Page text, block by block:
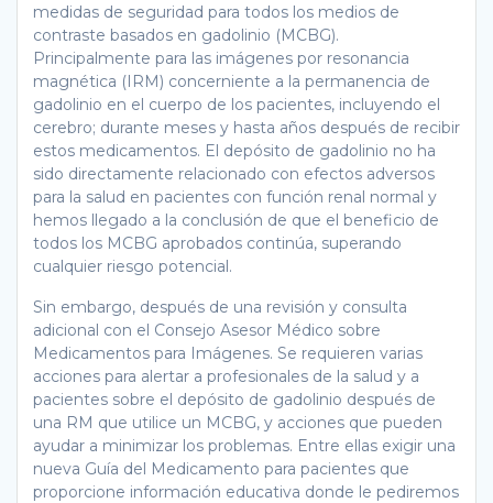
medidas de seguridad para todos los medios de
contraste basados en gadolinio (MCBG).
Principalmente para las imágenes por resonancia
magnética (IRM) concerniente a la permanencia de
gadolinio en el cuerpo de los pacientes, incluyendo el
cerebro; durante meses y hasta años después de recibir
estos medicamentos. El depósito de gadolinio no ha
sido directamente relacionado con efectos adversos
para la salud en pacientes con función renal normal y
hemos llegado a la conclusión de que el beneficio de
todos los MCBG aprobados continúa, superando
cualquier riesgo potencial.
Sin embargo, después de una revisión y consulta
adicional con el Consejo Asesor Médico sobre
Medicamentos para Imágenes. Se requieren varias
acciones para alertar a profesionales de la salud y a
pacientes sobre el depósito de gadolinio después de
una RM que utilice un MCBG, y acciones que pueden
ayudar a minimizar los problemas. Entre ellas exigir una
nueva Guía del Medicamento para pacientes que
proporcione información educativa donde le pediremos